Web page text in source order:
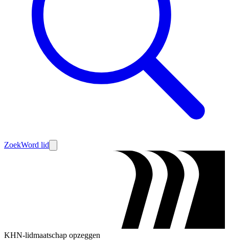
ZoekWord lid
KHN-lidmaatschap opzeggen